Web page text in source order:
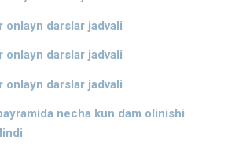
onlayn darslar jadvali
onlayn darslar jadvali
onlayn darslar jadvali
necha kun dam olinishi